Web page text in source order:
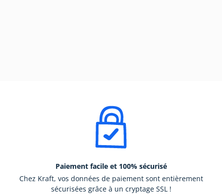
Paiement facile et 100% sécurisé
Chez Kraft, vos données de paiement sont entièrement
sécurisées grâce à un cryptage SSL !